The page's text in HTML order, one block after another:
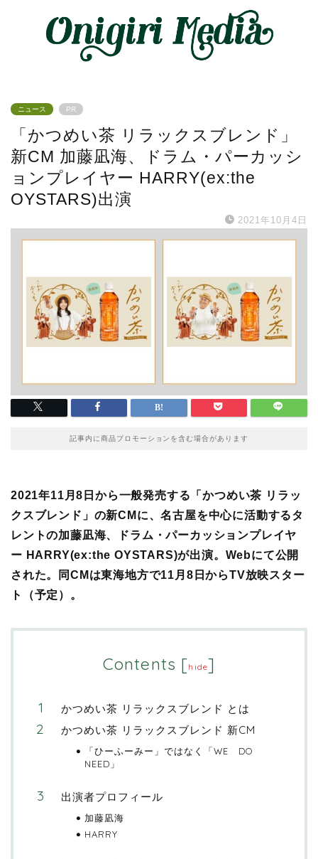
ニュース PR
「かつめい茶 リラックスブレンド」
新CM 加藤凪海、ドラム・パーカッシ
ョンプレイヤー HARRY(ex:the
OYSTARS)出演
2021年10月4日
記事内に商品プロモーションを含む場合があります
2021年11月8日から一般発売する「かつめい茶 リラッ
クスブレンド」の新CMに、名古屋を中心に活動するタ
レントの加藤凪海、ドラム・パーカッションプレイヤ
ー HARRY(ex:the OYSTARS)が出演。Webにて公開
された。同CMは東海地方で11月8日からTV放映スター
ト（予定）。
Contents [hide]
かつめい茶 リラックスブレンド とは
かつめい茶 リラックスブレンド 新CM
「ひーふーみー」ではなく「WE DO
NEED」
出演者プロフィール
加藤凪海
HARRY